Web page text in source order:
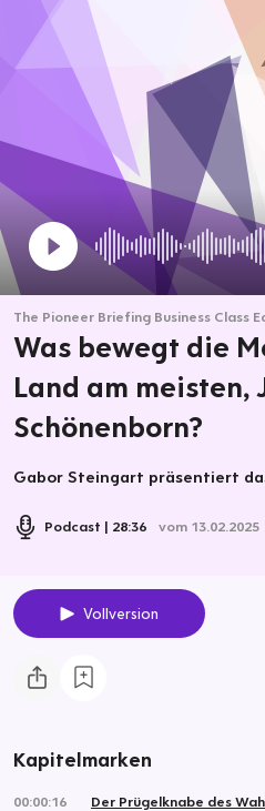
The Pioneer Briefing Business Class
Was bewegt die
Land am meisten,
Schönenborn?
Gabor Steingart präsentiert
Podcast 28:36 vom 13.02.2025
Vollversion
Kapitelmarken
00:00:16
Der Prügelknabe des